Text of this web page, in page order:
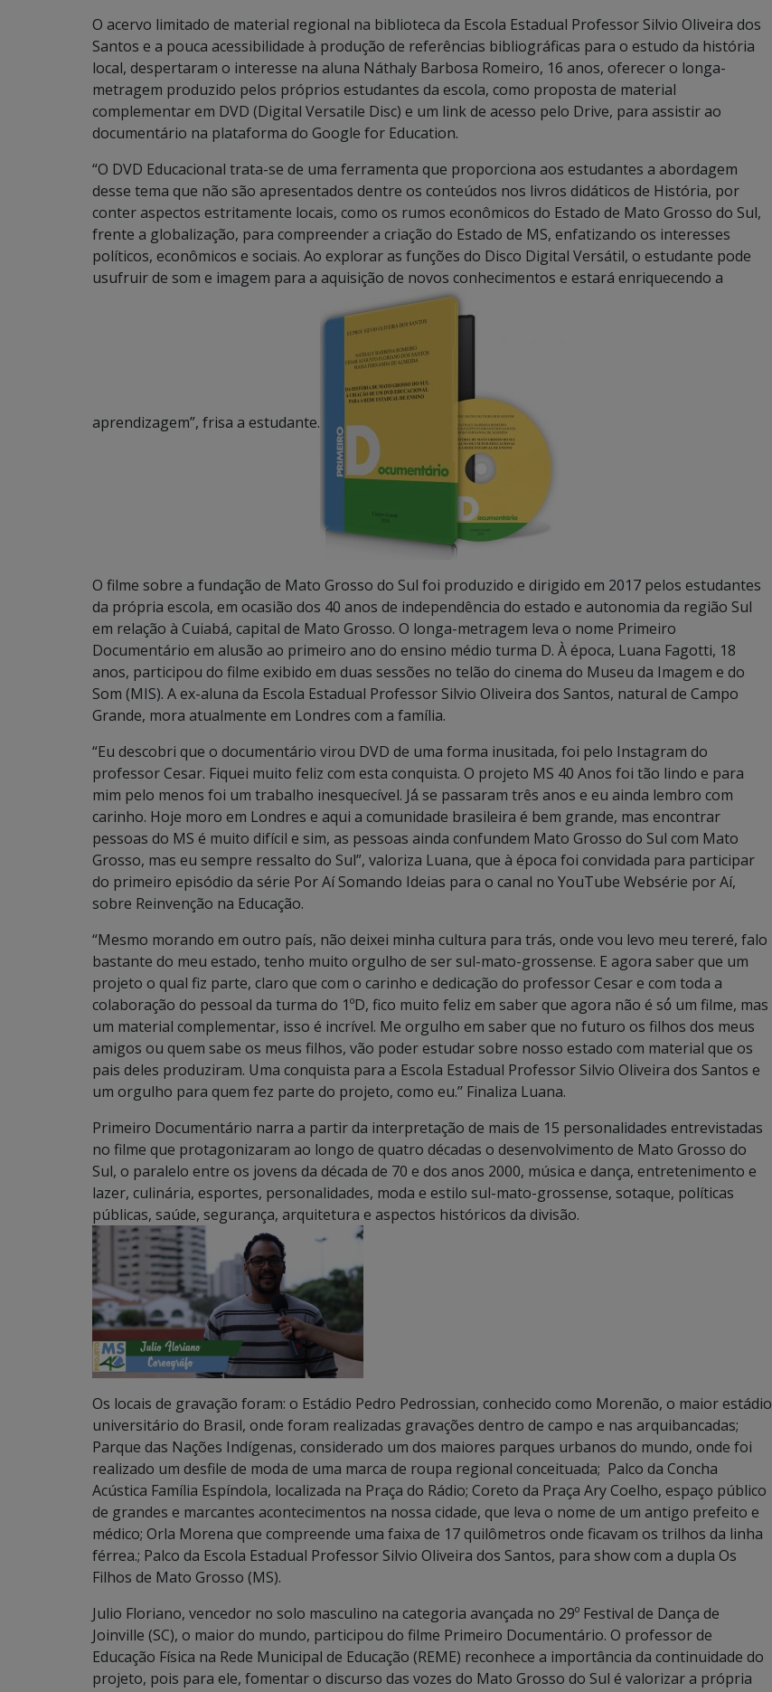
O acervo limitado de material regional na biblioteca da Escola Estadual Professor Silvio Oliveira dos
Santos e a pouca acessibilidade à produção de referências bibliográficas para o estudo da história
local, despertaram o interesse na aluna Náthaly Barbosa Romeiro, 16 anos, oferecer o longa-
metragem produzido pelos próprios estudantes da escola, como proposta de material
complementar em DVD (Digital Versatile Disc) e um link de acesso pelo Drive, para assistir ao
documentário na plataforma do Google for Education.
“O DVD Educacional trata-se de uma ferramenta que proporciona aos estudantes a abordagem
desse tema que não são apresentados dentre os conteúdos nos livros didáticos de História, por
conter aspectos estritamente locais, como os rumos econômicos do Estado de Mato Grosso do Sul,
frente a globalização, para compreender a criação do Estado de MS, enfatizando os interesses
políticos, econômicos e sociais. Ao explorar as funções do Disco Digital Versátil, o estudante pode
usufruir de som e imagem para a aquisição de novos conhecimentos e estará enriquecendo a
aprendizagem”, frisa a estudante.
O filme sobre a fundação de Mato Grosso do Sul foi produzido e dirigido em 2017 pelos estudantes
da própria escola, em ocasião dos 40 anos de independência do estado e autonomia da região Sul
em relação à Cuiabá, capital de Mato Grosso. O longa-metragem leva o nome Primeiro
Documentário em alusão ao primeiro ano do ensino médio turma D. À época, Luana Fagotti, 18
anos, participou do filme exibido em duas sessões no telão do cinema do Museu da Imagem e do
Som (MIS). A ex-aluna da Escola Estadual Professor Silvio Oliveira dos Santos, natural de Campo
Grande, mora atualmente em Londres com a família.
“Eu descobri que o documentário virou DVD de uma forma inusitada, foi pelo Instagram do
professor Cesar. Fiquei muito feliz com esta conquista. O projeto MS 40 Anos foi tão lindo e para
mim pelo menos foi um trabalho inesquecível. Já́ se passaram três anos e eu ainda lembro com
carinho. Hoje moro em Londres e aqui a comunidade brasileira é bem grande, mas encontrar
pessoas do MS é muito difícil e sim, as pessoas ainda confundem Mato Grosso do Sul com Mato
Grosso, mas eu sempre ressalto do Sul”, valoriza Luana, que à época foi convidada para participar
do primeiro episódio da série Por Aí Somando Ideias para o canal no YouTube Websérie por Aí,
sobre Reinvenção na Educação.
“Mesmo morando em outro país, não deixei minha cultura para trás, onde vou levo meu tereré, falo
bastante do meu estado, tenho muito orgulho de ser sul-mato-grossense. E agora saber que um
projeto o qual fiz parte, claro que com o carinho e dedicação do professor Cesar e com toda a
colaboração do pessoal da turma do 1ºD, fico muito feliz em saber que agora não é só́ um filme, mas
um material complementar, isso é incrível. Me orgulho em saber que no futuro os filhos dos meus
amigos ou quem sabe os meus filhos, vão poder estudar sobre nosso estado com material que os
pais deles produziram. Uma conquista para a Escola Estadual Professor Silvio Oliveira dos Santos e
um orgulho para quem fez parte do projeto, como eu.’’ Finaliza Luana.
Primeiro Documentário narra a partir da interpretação de mais de 15 personalidades entrevistadas
no filme que protagonizaram ao longo de quatro décadas o desenvolvimento de Mato Grosso do
Sul, o paralelo entre os jovens da década de 70 e dos anos 2000, música e dança, entretenimento e
lazer, culinária, esportes, personalidades, moda e estilo sul-mato-grossense, sotaque, políticas
públicas, saúde, segurança, arquitetura e aspectos históricos da divisão.
Os locais de gravação foram: o Estádio Pedro Pedrossian, conhecido como Morenão, o maior estádio
universitário do Brasil, onde foram realizadas gravações dentro de campo e nas arquibancadas;
Parque das Nações Indígenas, considerado um dos maiores parques urbanos do mundo, onde foi
realizado um desfile de moda de uma marca de roupa regional conceituada; Palco da Concha
Acústica Família Espíndola, localizada na Praça do Rádio; Coreto da Praça Ary Coelho, espaço público
de grandes e marcantes acontecimentos na nossa cidade, que leva o nome de um antigo prefeito e
médico; Orla Morena que compreende uma faixa de 17 quilômetros onde ficavam os trilhos da linha
férrea.; Palco da Escola Estadual Professor Silvio Oliveira dos Santos, para show com a dupla Os
Filhos de Mato Grosso (MS).
Julio Floriano, vencedor no solo masculino na categoria avançada no 29º Festival de Dança de
Joinville (SC), o maior do mundo, participou do filme Primeiro Documentário. O professor de
Educação Física na Rede Municipal de Educação (REME) reconhece a importância da continuidade do
projeto, pois para ele, fomentar o discurso das vozes do Mato Grosso do Sul é valorizar a própria